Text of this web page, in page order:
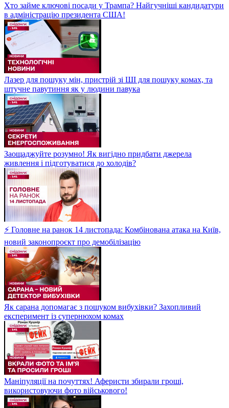
Хто займе ключові посади у Трампа? Найгучніші кандидатури
в адміністрацію президента США!
Лазер для пошуку мін, пристрій зі ШІ для пошуку комах, та
штучне павутиння як у людини павука
Заощаджуйте розумно! Як вигідно придбати джерела
живлення і підготуватися до холодів?
⚡ Головне на ранок 14 листопада: Комбінована атака на Київ,
новий законопроєкт про демобілізацію
Як сарана допомагає з пошуком вибухівки? Захопливий
експеримент із супернюхом комах
Маніпуляції на почуттях! Аферисти збирали гроші,
використовуючи фото військового!